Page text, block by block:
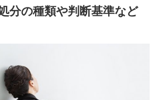
分の種類や判断基準など